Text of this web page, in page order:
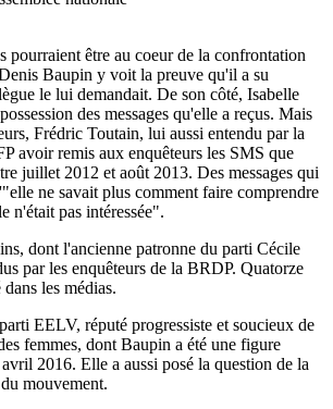
pourraient être au coeur de la confrontation
Baupin y voit la preuve qu'il a su
le lui demandait. De son côté, Isabelle
des messages qu'elle a reçus. Mais
Frédric Toutain, lui aussi entendu par la
avoir remis aux enquêteurs les SMS que
juillet 2012 et août 2013. Des messages qui
ne savait plus comment faire comprendre
n'était pas intéressée".
dont l'ancienne patronne du parti Cécile
par les enquêteurs de la BRDP. Quatorze
les médias.
EELV, réputé progressiste et soucieux de
femmes, dont Baupin a été une figure
2016. Elle a aussi posé la question de la
mouvement.